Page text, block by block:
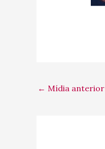
← Mídia anterior